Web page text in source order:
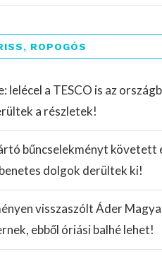
ROPOGÓS
lelécel a TESCO is az
a részletek!
bűncselekményt követett
dolgok derültek ki!
visszaszólt Áder
ebből óriási balhé lehet!